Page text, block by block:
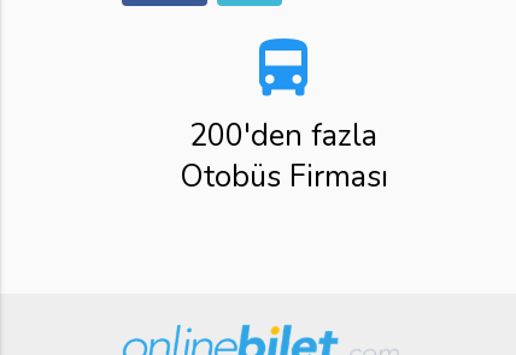
directions_bus
200'den fazla
Otobüs Firması